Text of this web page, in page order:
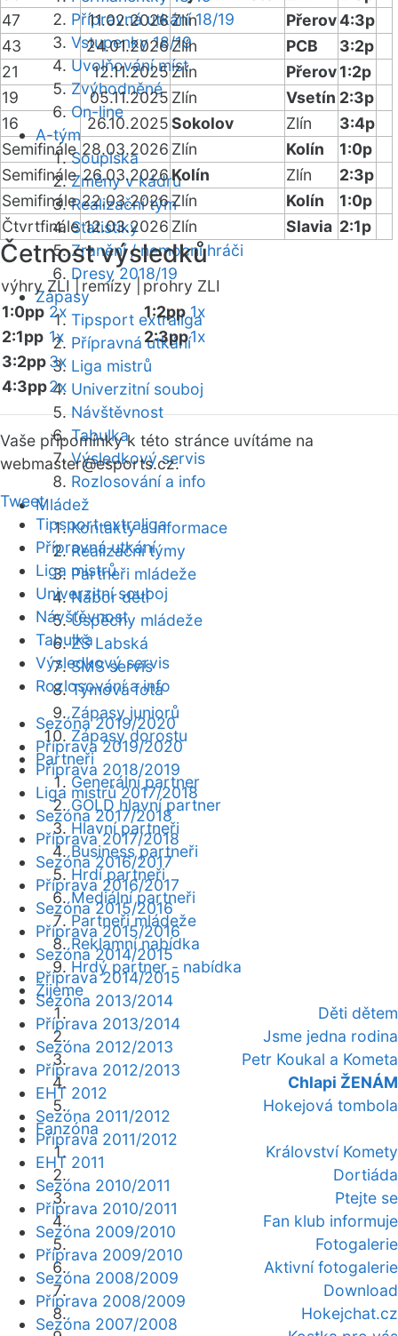
Přípravná utkání 18/19
Vstupenky 18/19
Uvolňování míst
Zvýhodněné
On-line
A-tým
Soupiska
Změny v kádru
Realizační tým
Statistiky
Zranění / nemocní hráči
Dresy 2018/19
Zápasy
Tipsport extraliga
Přípravná utkání
Liga mistrů
Univerzitní souboj
Návštěvnost
Tabulka
Výsledkový servis
Rozlosování a info
Mládež
Kontakty a informace
Realizační týmy
Partneři mládeže
Nábor dětí
Úspěchy mládeže
ZŠ Labská
SMS servis
Týmová fota
Zápasy juniorů
Zápasy dorostu
Partneři
Generální partner
GOLD hlavní partner
Hlavní partneři
Business partneři
Hrdí partneři
Mediální partneři
Partneři mládeže
Reklamní nabídka
Hrdý partner - nabídka
Žijeme
Děti dětem
Jsme jedna rodina
Petr Koukal a Kometa
Chlapi ŽENÁM
Hokejová tombola
Fanzóna
Království Komety
Dortiáda
Ptejte se
Fan klub informuje
Fotogalerie
Aktivní fotogalerie
Download
Hokejchat.cz
47
11.02.2026Zlín Přerov4:3p
43
24.01.2026Zlín PCB
3:2p
21
12.11.2025 Zlín Přerov1:2p
19
05.11.2025 Zlín Vsetín 2:3p
16
26.10.2025Sokolov Zlín
3:4p
Semifinále 28.03.2026 Zlín Kolín
1:0p
Semifinále 26.03.2026Kolín Zlín
2:3p
Semifinále 22.03.2026Zlín Kolín
1:0p
Čtvrtfinále 12.03.2026 Zlín Slavia 2:1p
Četnost výsledků
výhry ZLI | remízy | prohry ZLI
1:0pp 2x
2:1pp 1x
3:2pp3x
4:3pp2x
1:2pp 1x
2:3pp1x
Vaše připomínky k této stránce uvítáme na
webmaster@esports.cz.
Tweet
Tipsport extraliga
Přípravná utkání
Liga mistrů
Univerzitní souboj
Návštěvnost
Tabulka
Výsledkový servis
Rozlosování a info
Sezóna 2019/2020
Příprava 2019/2020
Příprava 2018/2019
Liga mistrů 2017/2018
Sezóna 2017/2018
Příprava 2017/2018
Sezóna 2016/2017
Příprava 2016/2017
Sezóna 2015/2016
Příprava 2015/2016
Sezóna 2014/2015
Příprava 2014/2015
Sezóna 2013/2014
Příprava 2013/2014
Sezóna 2012/2013
Příprava 2012/2013
EHT 2012
Sezóna 2011/2012
Příprava 2011/2012
EHT 2011
Sezóna 2010/2011
Příprava 2010/2011
Sezóna 2009/2010
Příprava 2009/2010
Sezóna 2008/2009
Příprava 2008/2009
Sezóna 2007/2008